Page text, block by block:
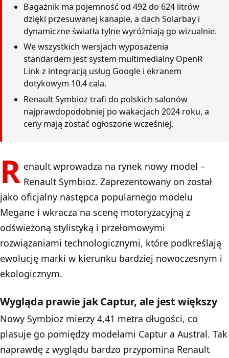
Bagażnik ma pojemność od 492 do 624 litrów
dzięki przesuwanej kanapie, a dach Solarbay i
dynamiczne światła tylne wyróżniają go wizualnie.
We wszystkich wersjach wyposażenia
standardem jest system multimedialny OpenR
Link z integracją usług Google i ekranem
dotykowym 10,4 cala.
Renault Symbioz trafi do polskich salonów
najprawdopodobniej po wakacjach 2024 roku, a
ceny mają zostać ogłoszone wcześniej.
R enault wprowadza na rynek nowy model –
Renault Symbioz. Zaprezentowany on został
jako oficjalny następca popularnego modelu
Megane i wkracza na scenę motoryzacyjną z
odświeżoną stylistyką i przełomowymi
rozwiązaniami technologicznymi, które podkreślają
ewolucję marki w kierunku bardziej nowoczesnym i
ekologicznym.
Wygląda prawie jak Captur, ale jest większy
Nowy Symbioz mierzy 4,41 metra długości, co
plasuje go pomiędzy modelami Captur a Austral. Tak
naprawdę z wyglądu bardzo przypomina Renault